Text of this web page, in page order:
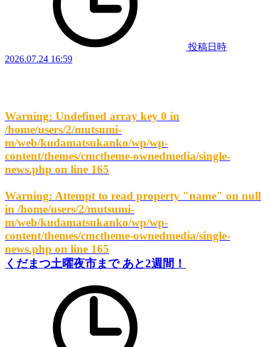
投稿日時
2026.07.24 16:59
Warning: Undefined array key 0 in
/home/users/2/mutsumi-
m/web/kudamatsukanko/wp/wp-
content/themes/cmctheme-ownedmedia/single-
news.php on line 165
Warning: Attempt to read property "name" on null
in /home/users/2/mutsumi-
m/web/kudamatsukanko/wp/wp-
content/themes/cmctheme-ownedmedia/single-
news.php on line 165
くだまつ土曜夜市まで あと2週間！